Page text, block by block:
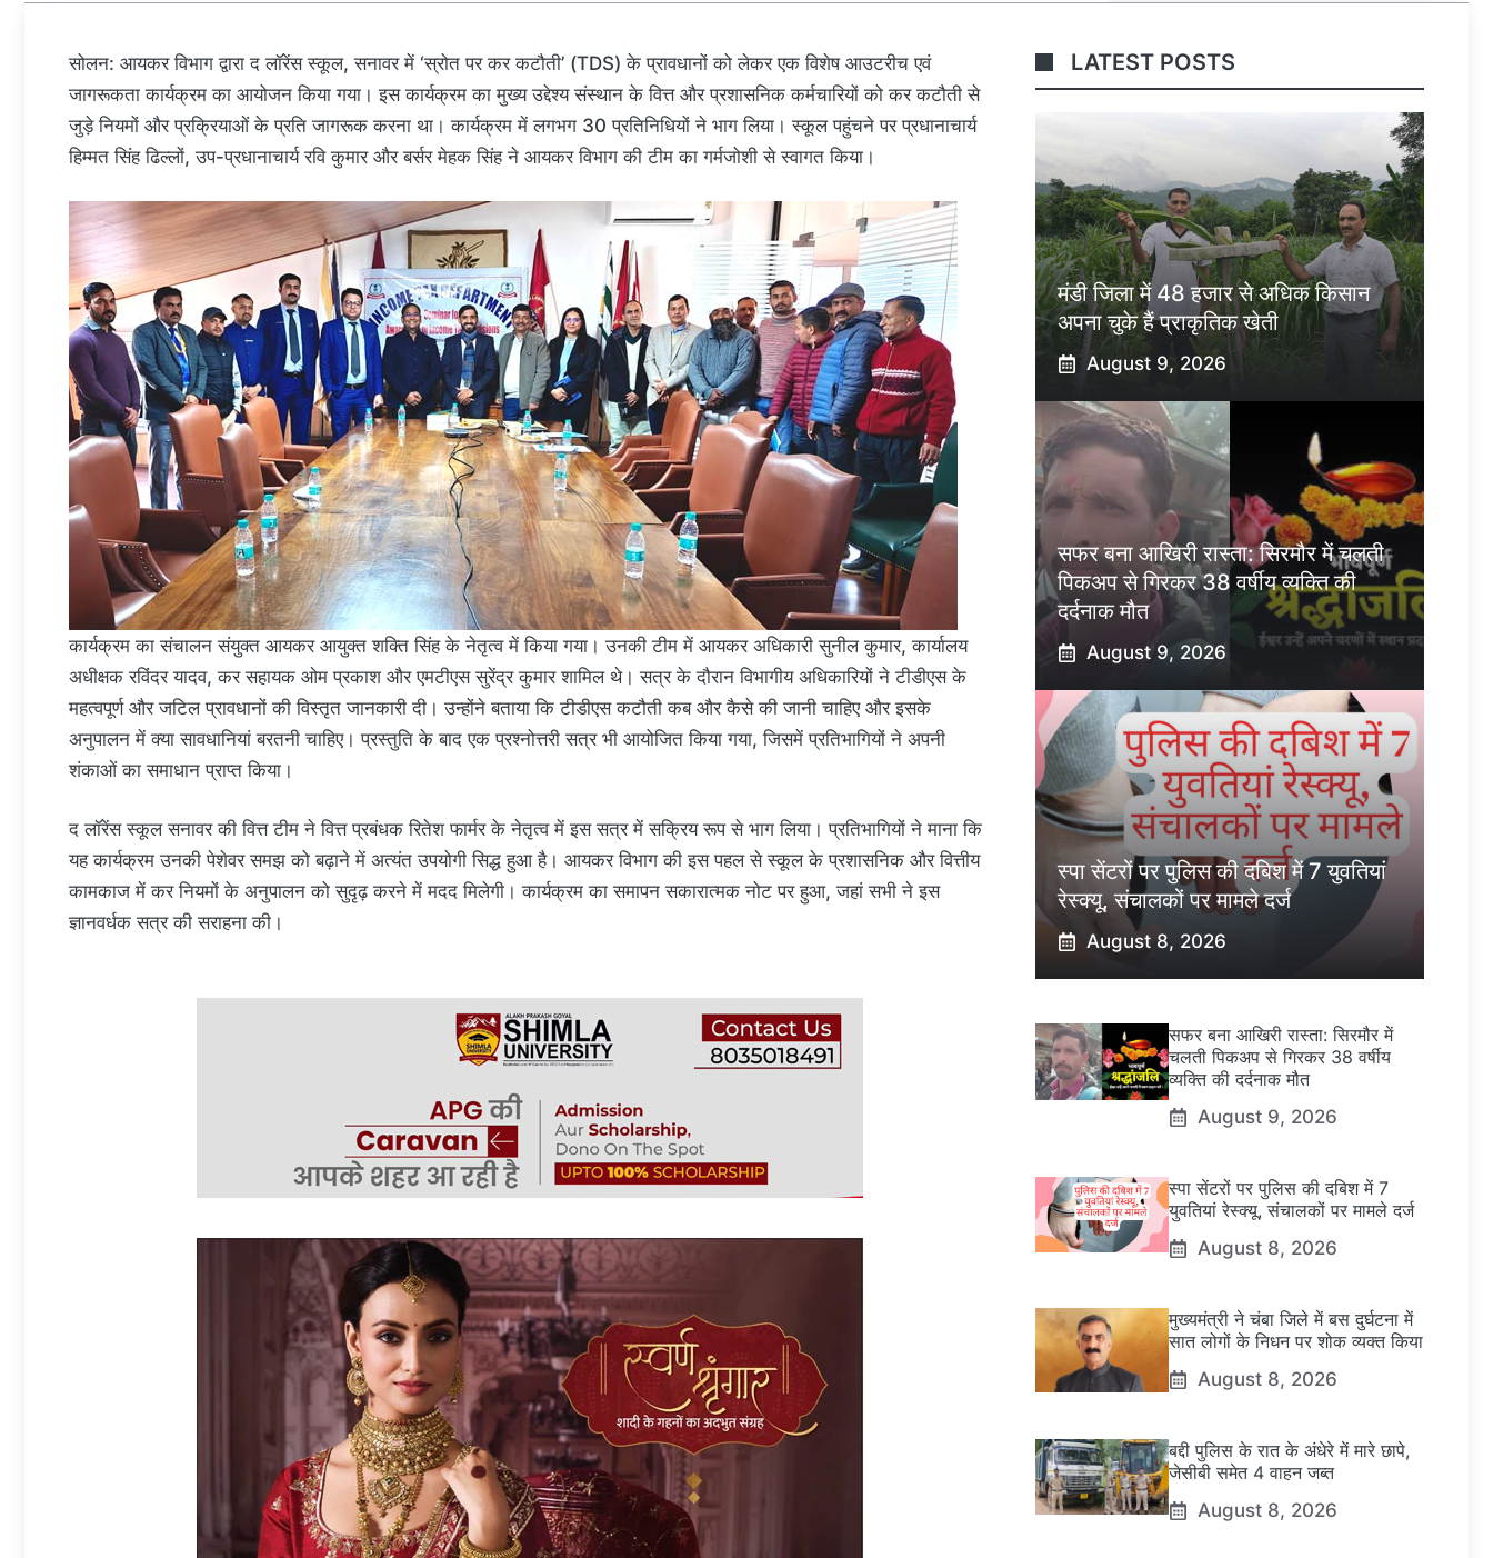
सोलन: आयकर विभाग द्वारा द लॉरेंस स्कूल, सनावर में ‘स्रोत पर कर कटौती’ (TDS) के प्रावधानों को लेकर एक विशेष आउटरीच एवं
जागरूकता कार्यक्रम का आयोजन किया गया। इस कार्यक्रम का मुख्य उद्देश्य संस्थान के वित्त और प्रशासनिक कर्मचारियों को कर कटौती से
जुड़े नियमों और प्रक्रियाओं के प्रति जागरूक करना था। कार्यक्रम में लगभग 30 प्रतिनिधियों ने भाग लिया। स्कूल पहुंचने पर प्रधानाचार्य
हिम्मत सिंह ढिल्लों, उप-प्रधानाचार्य रवि कुमार और बर्सर मेहक सिंह ने आयकर विभाग की टीम का गर्मजोशी से स्वागत किया।
कार्यक्रम का संचालन संयुक्त आयकर आयुक्त शक्ति सिंह के नेतृत्व में किया गया। उनकी टीम में आयकर अधिकारी सुनील कुमार, कार्यालय
अधीक्षक रविंदर यादव, कर सहायक ओम प्रकाश और एमटीएस सुरेंद्र कुमार शामिल थे। सत्र के दौरान विभागीय अधिकारियों ने टीडीएस के
महत्वपूर्ण और जटिल प्रावधानों की विस्तृत जानकारी दी। उन्होंने बताया कि टीडीएस कटौती कब और कैसे की जानी चाहिए और इसके
अनुपालन में क्या सावधानियां बरतनी चाहिए। प्रस्तुति के बाद एक प्रश्नोत्तरी सत्र भी आयोजित किया गया, जिसमें प्रतिभागियों ने अपनी
शंकाओं का समाधान प्राप्त किया।
द लॉरेंस स्कूल सनावर की वित्त टीम ने वित्त प्रबंधक रितेश फार्मर के नेतृत्व में इस सत्र में सक्रिय रूप से भाग लिया। प्रतिभागियों ने माना कि
यह कार्यक्रम उनकी पेशेवर समझ को बढ़ाने में अत्यंत उपयोगी सिद्ध हुआ है। आयकर विभाग की इस पहल से स्कूल के प्रशासनिक और वित्तीय
कामकाज में कर नियमों के अनुपालन को सुदृढ़ करने में मदद मिलेगी। कार्यक्रम का समापन सकारात्मक नोट पर हुआ, जहां सभी ने इस
ज्ञानवर्धक सत्र की सराहना की।
LATEST POSTS
मंडी जिला में 48 हजार से अधिक किसान
अपना चुके हैं प्राकृतिक खेती
August 9, 2026
सफर बना आखिरी रास्ता: सिरमौर में चलती
पिकअप से गिरकर 38 वर्षीय व्यक्ति की
दर्दनाक मौत
August 9, 2026
स्पा सेंटरों पर पुलिस की दबिश में 7 युवतियां
रेस्क्यू, संचालकों पर मामले दर्ज
August 8, 2026
सफर बना आखिरी रास्ता: सिरमौर में
चलती पिकअप से गिरकर 38 वर्षीय
व्यक्ति की दर्दनाक मौत
August 9, 2026
स्पा सेंटरों पर पुलिस की दबिश में 7
युवतियां रेस्क्यू, संचालकों पर मामले दर्ज
August 8, 2026
मुख्यमंत्री ने चंबा जिले में बस दुर्घटना में
सात लोगों के निधन पर शोक व्यक्त किया
August 8, 2026
बद्दी पुलिस के रात के अंधेरे में मारे छापे,
जेसीबी समेत 4 वाहन जब्त
August 8, 2026